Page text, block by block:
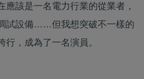
應該是一名電力行業的從業者，
試設備……但我想突破不一樣的
行，成為了一名演員。